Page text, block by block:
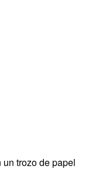
trozo de papel